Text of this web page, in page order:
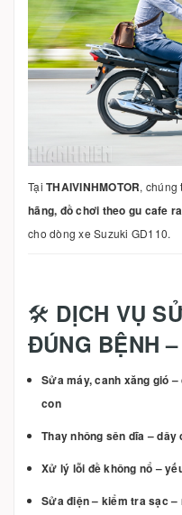
Tại THAIVINHMOTOR, chúng
hãng, đồ chơi theo gu cafe
cho dòng xe Suzuki GD110.
🛠️ DỊCH VỤ
ĐÚNG BỆNH
Sửa máy, canh xăng gió
con
Thay nhông sên dĩa –
Xử lý lỗi đề không nổ –
Sửa điện – kiểm tra sạc –